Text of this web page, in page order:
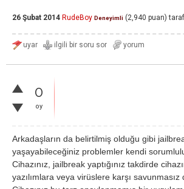
26 Şubat 2014 RudeBoy Deneyimli (2,940 puan)
0
oy
Arkadaşların da belirtilmiş olduğu gibi
yaşayabileceğiniz problemler kendi
Cihazınız, jailbreak yaptığınız takdirde
yazılımlara veya virüslere karşı savunmasız